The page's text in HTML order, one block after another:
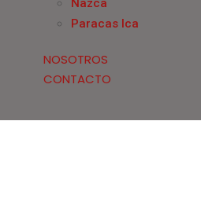
Nazca
Paracas Ica
NOSOTROS
CONTACTO